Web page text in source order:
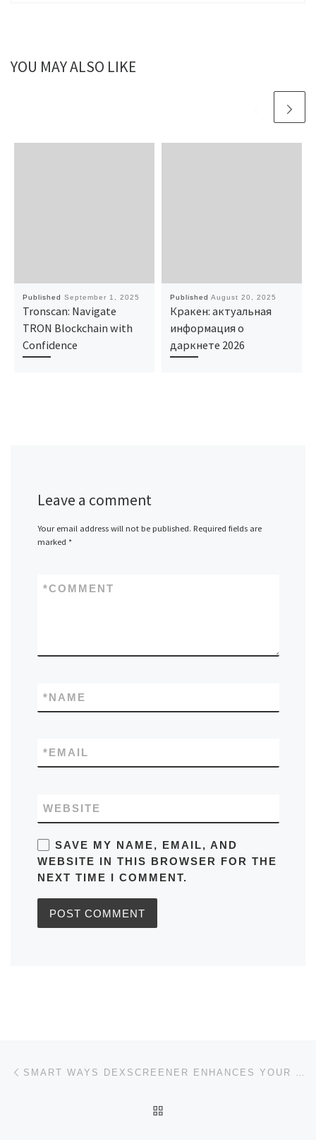
YOU MAY ALSO LIKE
Published September 1, 2025
Tronscan: Navigate
TRON Blockchain with
Confidence
Published August 20, 2025
Кракен: актуальная
информация о
даркнете 2026
Leave a comment
Your email address will not be published. Required fields are
marked *
COMMENT
*
NAME
*
EMAIL
*
WEBSITE
SAVE MY NAME, EMAIL, AND
WEBSITE IN THIS BROWSER FOR THE
NEXT TIME I COMMENT.
Post navigation